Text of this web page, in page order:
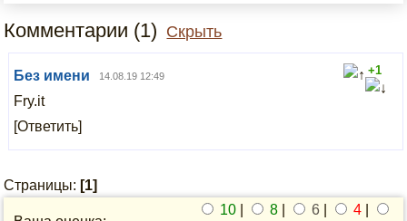
Комментарии (1) Скрыть
Без имени 14.08.19 12:49
Fry.it
[Ответить]
+1
Страницы: [1]
10 8 6 4